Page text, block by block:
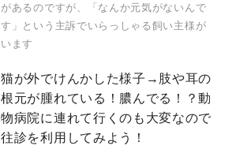
があるのですが、「なんか元気がないんで
す」という主訴でいらっしゃる飼い主様が
います
猫が外でけんかした様子→肢や耳の
根元が腫れている！膿んでる！？動
物病院に連れて行くのも大変なので
往診を利用してみよう！